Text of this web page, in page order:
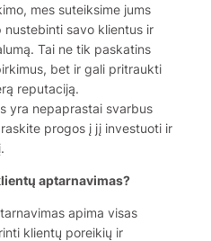
mes suteiksime jums
savo klientus ir
Tai ne tik paskatins
bet ir gali pritraukti
reputaciją.
yra nepaprastai svarbus
progos į jį investuoti ir
aptarnavimas?
apima visas
klientų poreikių ir